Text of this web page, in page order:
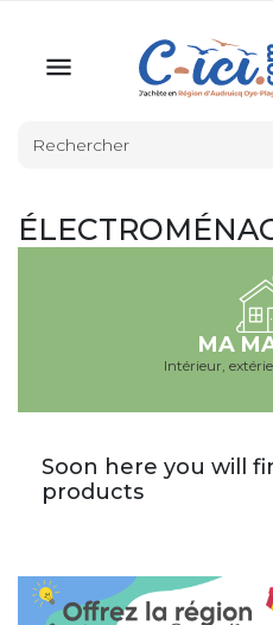

MA
Intérieur,
Soon here you will
products